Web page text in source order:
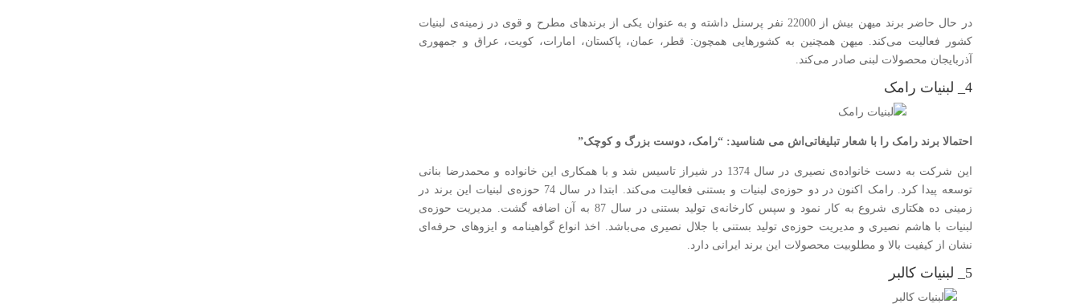
در حال حاضر برند میهن بیش از 22000 نفر پرسنل داشته و به عنوان یکی از برند‌های مطرح و قوی در زمینه‌ی لبنیات
کشور فعالیت می‌کند. میهن همچنین به کشورهایی همچون: قطر، عمان، پاکستان، امارات، کویت، عراق و جمهوری
آذربایجان محصولات لبنی صادر می‌کند.
4_ لبنیات رامک
احتمالا برند رامک را با شعار تبلیغاتی‌اش می شناسید: “رامک، دوست بزرگ و کوچک”
این شرکت به دست خانواده‌ی نصیری در سال 1374 در شیراز تاسیس شد و با همکاری این خانواده و محمدرضا بنانی
توسعه پیدا کرد. رامک اکنون در دو حوزه‌ی لبنیات و بستنی فعالیت می‌کند. ابتدا در سال 74 حوزه‌ی لبنیات این برند در
زمینی ده هکتاری شروع به کار نمود و سپس کارخانه‌ی تولید بستنی در سال 87 به آن اضافه گشت. مدیریت حوزه‌ی
لبنیات با هاشم نصیری و مدیریت حوزه‌ی تولید بستنی با جلال نصیری می‌باشد. اخذ انواع گواهینامه و ایزو‌های حرفه‌ای
نشان از کیفیت بالا و مطلوبیت محصولات این برند ایرانی دارد.
5_ لبنیات کالبر